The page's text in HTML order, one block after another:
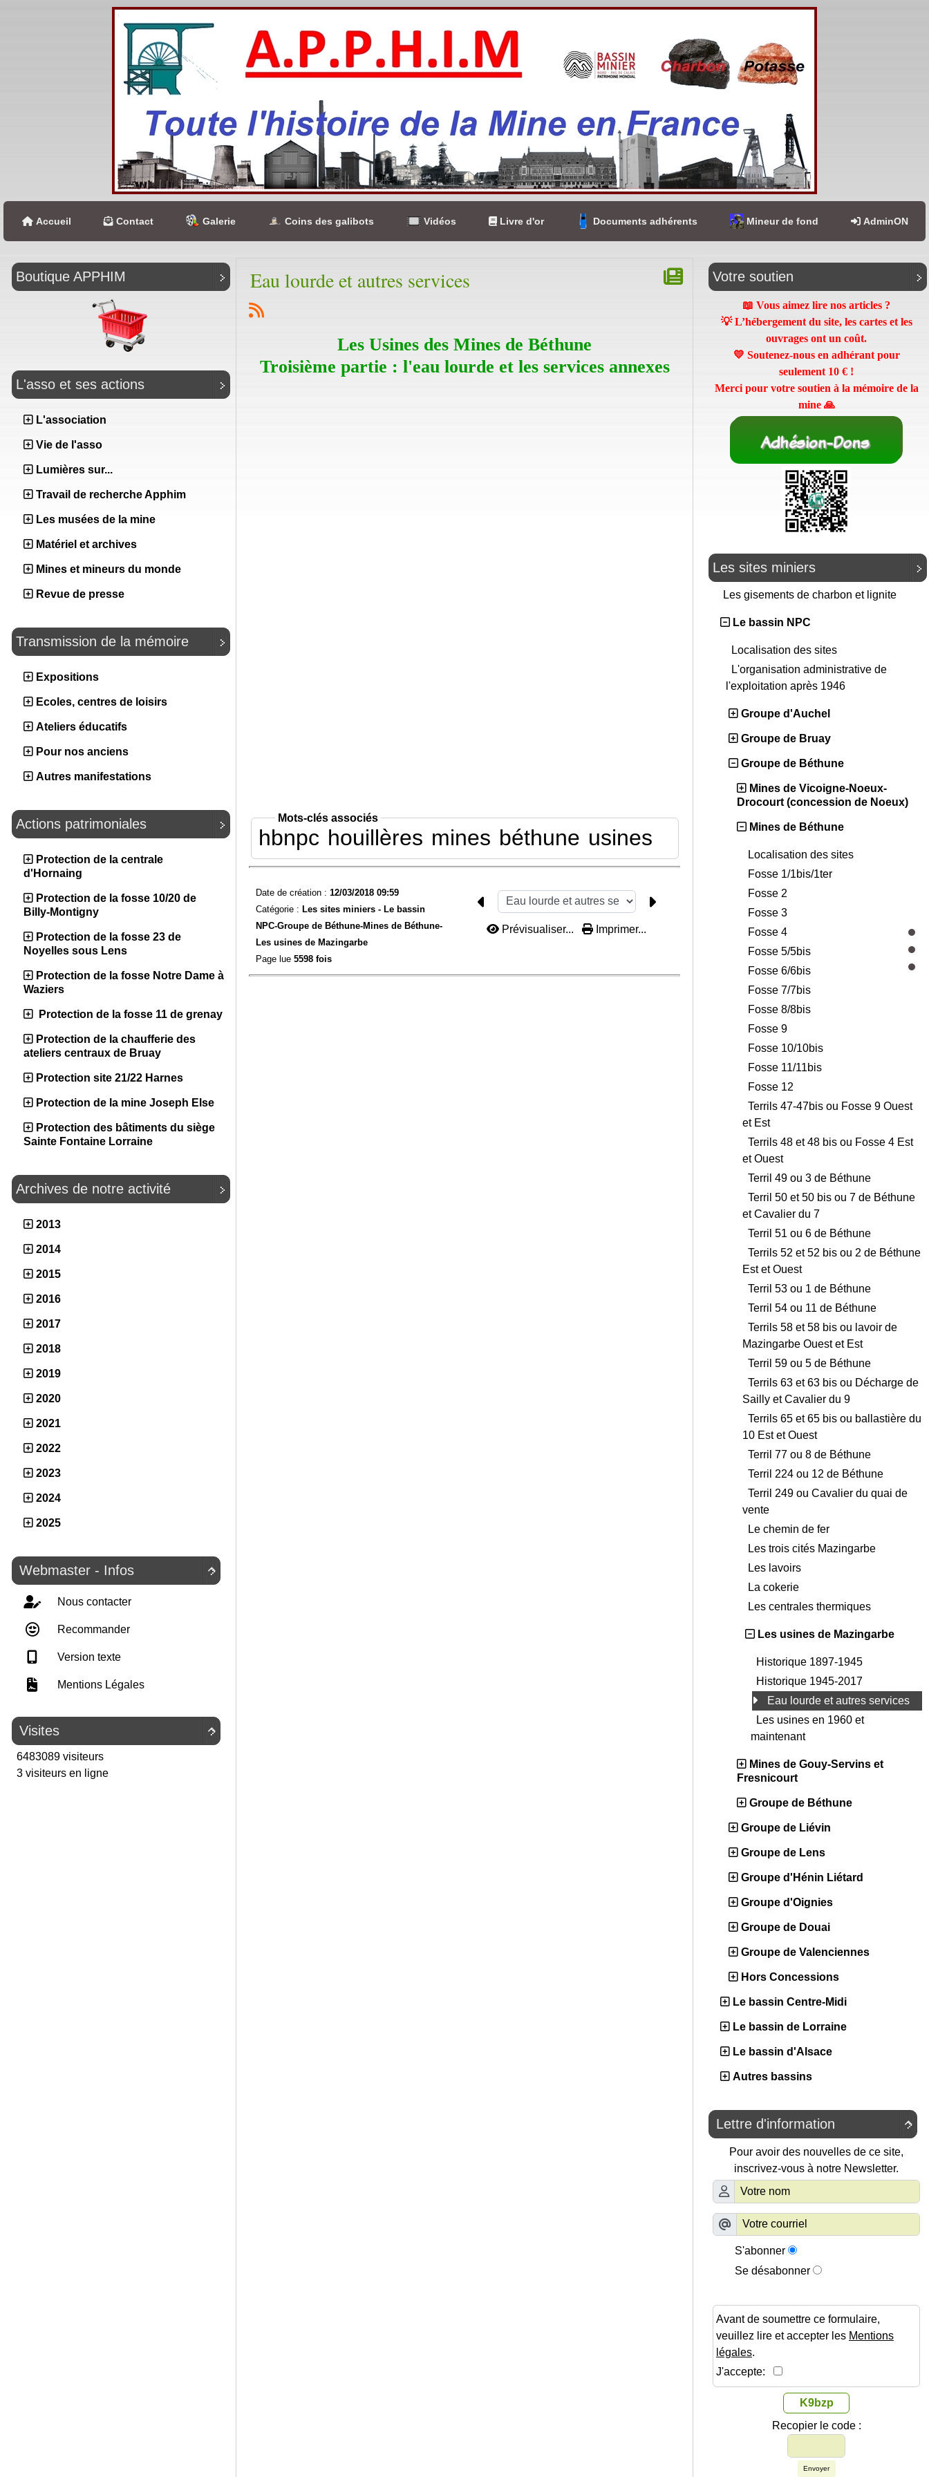
Accueil Contact Galerie Coins des galibots Vidéos Livre d'or Documents adhérents Mineur de fond AdminON
Boutique APPHIM
L'asso et ses actions
L'association
Vie de l'asso
Lumières sur...
Travail de recherche Apphim
Les musées de la mine
Matériel et archives
Mines et mineurs du monde
Revue de presse
Transmission de la mémoire
Expositions
Ecoles, centres de loisirs
Ateliers éducatifs
Pour nos anciens
Autres manifestations
Actions patrimoniales
Protection de la centrale
d'Hornaing
Protection de la fosse 10/20 de
Billy-Montigny
Protection de la fosse 23 de
Noyelles sous Lens
Protection de la fosse Notre Dame à
Waziers
Protection de la fosse 11 de grenay
Protection de la chaufferie des
ateliers centraux de Bruay
Protection site 21/22 Harnes
Protection de la mine Joseph Else
Protection des bâtiments du siège
Sainte Fontaine Lorraine
Archives de notre activité
2013
2014
2015
2016
2017
2018
2019
2020
2021
2022
2023
2024
2025

Webmaster - Infos
Nous contacter
Recommander
Version texte
Mentions Légales

Visites
6483089 visiteurs
3 visiteurs en ligne
Eau lourde et autres services
Les Usines des Mines de Béthune
Troisième partie : l'eau lourde et les services annexes
Mots-clés associés
hbnpc houillères mines béthune usines
Date de création : 12/03/2018 09:59
Catégorie : Les sites miniers - Le bassin
NPC-Groupe de Béthune-Mines de Béthune-
Les usines de Mazingarbe
Page lue 5598 fois
Prévisualiser... Imprimer...
Votre soutien
📖 Vous aimez lire nos articles ?
💡 L’hébergement du site, les cartes et les
ouvrages ont un coût.
💛 Soutenez-nous en adhérant pour
seulement 10 € !
Merci pour votre soutien à la mémoire de la
mine 🙏
Les sites miniers
Les gisements de charbon et lignite
Le bassin NPC
Localisation des sites
L'organisation administrative de
l'exploitation après 1946
Groupe d'Auchel
Groupe de Bruay
Groupe de Béthune
Mines de Vicoigne-Noeux-
Drocourt (concession de Noeux)
Mines de Béthune
Localisation des sites
Fosse 1/1bis/1ter
Fosse 2
Fosse 3
Fosse 4
Fosse 5/5bis
Fosse 6/6bis
Fosse 7/7bis
Fosse 8/8bis
Fosse 9
Fosse 10/10bis
Fosse 11/11bis
Fosse 12
Terrils 47-47bis ou Fosse 9 Ouest
et Est
Terrils 48 et 48 bis ou Fosse 4 Est
et Ouest
Terril 49 ou 3 de Béthune
Terril 50 et 50 bis ou 7 de Béthune
et Cavalier du 7
Terril 51 ou 6 de Béthune
Terrils 52 et 52 bis ou 2 de Béthune
Est et Ouest
Terril 53 ou 1 de Béthune
Terril 54 ou 11 de Béthune
Terrils 58 et 58 bis ou lavoir de
Mazingarbe Ouest et Est
Terril 59 ou 5 de Béthune
Terrils 63 et 63 bis ou Décharge de
Sailly et Cavalier du 9
Terrils 65 et 65 bis ou ballastière du
10 Est et Ouest
Terril 77 ou 8 de Béthune
Terril 224 ou 12 de Béthune
Terril 249 ou Cavalier du quai de
vente
Le chemin de fer
Les trois cités Mazingarbe
Les lavoirs
La cokerie
Les centrales thermiques
Les usines de Mazingarbe
Historique 1897-1945
Historique 1945-2017
Eau lourde et autres services
Les usines en 1960 et
maintenant
Mines de Gouy-Servins et
Fresnicourt
Groupe de Béthune
Groupe de Liévin
Groupe de Lens
Groupe d'Hénin Liétard
Groupe d'Oignies
Groupe de Douai
Groupe de Valenciennes
Hors Concessions
Le bassin Centre-Midi
Le bassin de Lorraine
Le bassin d'Alsace
Autres bassins

Lettre d'information
Pour avoir des nouvelles de ce site,
inscrivez-vous à notre Newsletter.
S'abonner
Se désabonner
Avant de soumettre ce formulaire,
veuillez lire et accepter les Mentions
légales.
J'accepte:
K9bzp
Recopier le code :
Envoyer